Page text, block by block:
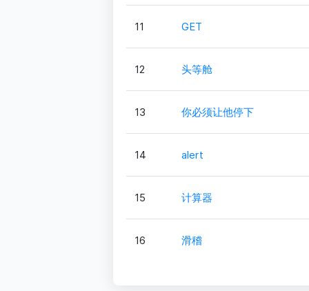
11 GET
12 头等舱
13 你必须让他停下
14 alert
15 计算器
16 滑稽